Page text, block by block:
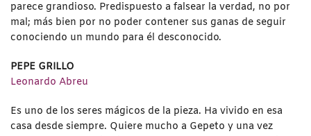
parece grandioso. Predispuesto a falsear la verdad, no por
mal; más bien por no poder contener sus ganas de seguir
conociendo un mundo para él desconocido.
PEPE GRILLO
Leonardo Abreu
Es uno de los seres mágicos de la pieza. Ha vivido en esa
casa desde siempre. Quiere mucho a Gepeto y una vez